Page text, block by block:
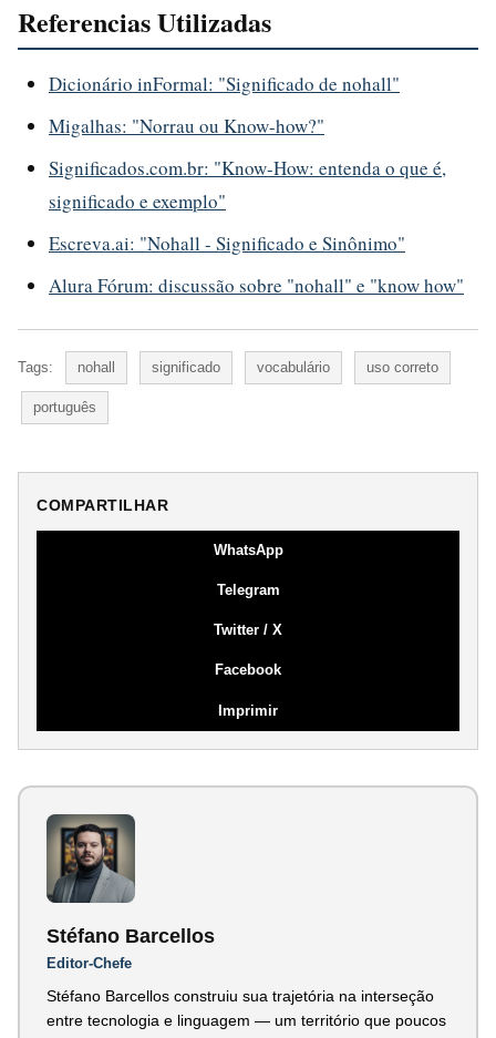
Referencias Utilizadas
Dicionário inFormal: "Significado de nohall"
Migalhas: "Norrau ou Know-how?"
Significados.com.br: "Know-How: entenda o que é,
significado e exemplo"
Escreva.ai: "Nohall - Significado e Sinônimo"
Alura Fórum: discussão sobre "nohall" e "know how"
Tags: nohall significado vocabulário uso correto
português
COMPARTILHAR
WhatsApp
Telegram
Twitter / X
Facebook
Imprimir
Stéfano Barcellos
Editor-Chefe
Stéfano Barcellos construiu sua trajetória na interseção
entre tecnologia e linguagem — um território que poucos